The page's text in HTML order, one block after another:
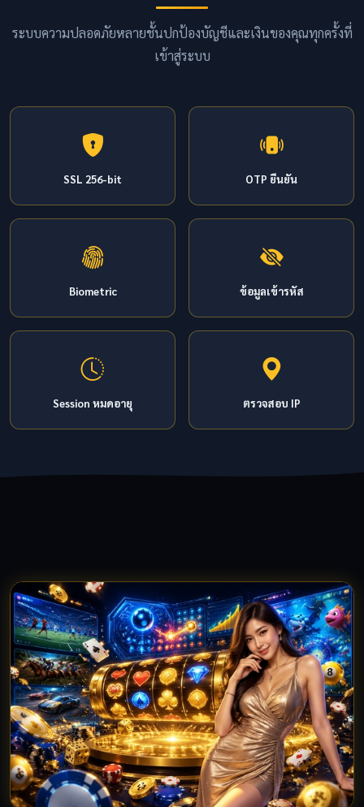
ระบบความปลอดภัยหลายชั้นปกป้องบัญชีและเงินของคุณทุกครั้งที่
เข้าสู่ระบบ
SSL 256-bit OTP ยืนยัน
Biometric ข้อมูลเข้ารหัส
Session หมดอายุ ตรวจสอบ IP